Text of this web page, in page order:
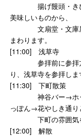
揚げ饅頭・きびだ
美味しいものから、
文扇堂・文庫屋大
まわります。
[11:00] 浅草寺
参拝前に参拝方法
り、浅草寺を参拝しま
[11:30] 下町散策
神谷バー→ホッピ
っぽん→花やしき通り
下町の雰囲気を
[12:00] 解散